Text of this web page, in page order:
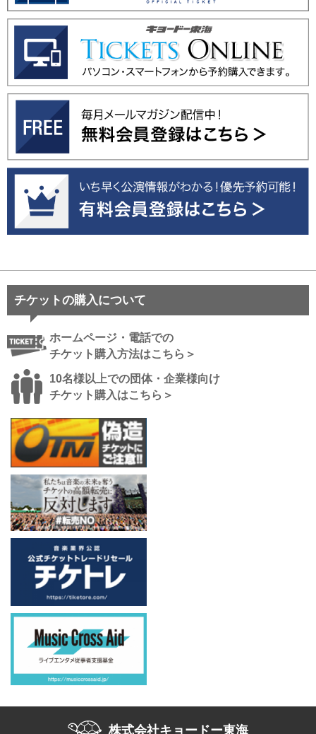
チケットの購入について
ホームページ・電話での
チケット購入方法はこちら＞
10名様以上での団体・企業様向け
チケット購入はこちら＞
株式会社キョードー東海